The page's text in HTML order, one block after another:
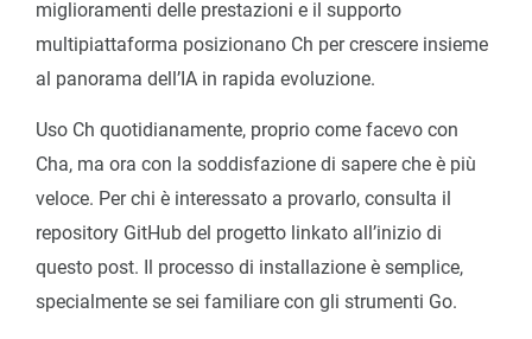
miglioramenti delle prestazioni e il supporto
multipiattaforma posizionano Ch per crescere insieme
al panorama dell’IA in rapida evoluzione.
Uso Ch quotidianamente, proprio come facevo con
Cha, ma ora con la soddisfazione di sapere che è più
veloce. Per chi è interessato a provarlo, consulta il
repository GitHub del progetto linkato all’inizio di
questo post. Il processo di installazione è semplice,
specialmente se sei familiare con gli strumenti Go.